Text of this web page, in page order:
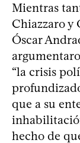
Mientras
Chiazzaro y
Óscar
“la crisis
que a su
hecho de